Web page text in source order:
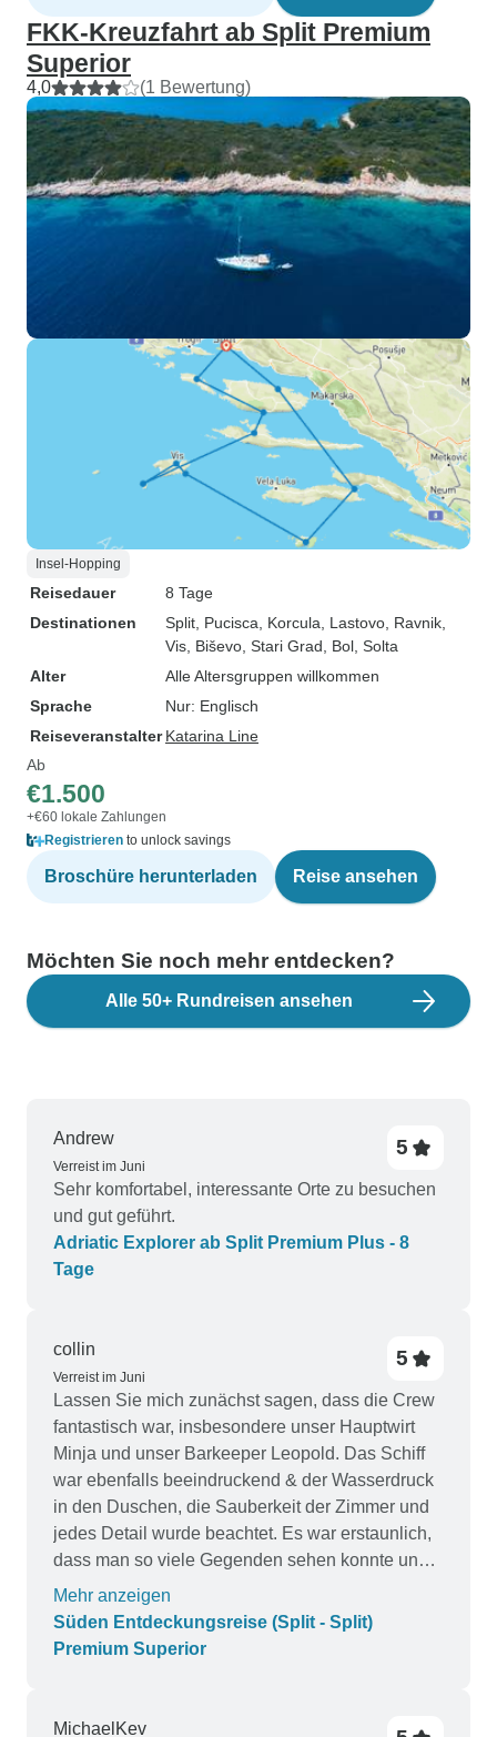
FKK-Kreuzfahrt ab Split Premium
Superior
4,0 (1 Bewertung)
Insel-Hopping
Reisedauer
8 Tage
Destinationen
Split , Pucisca , Korcula , Lastovo , Ravnik
Vis , Biševo , Stari Grad , Bol , Solta
Alter
Alle Altersgruppen willkommen
Sprache
Nur: Englisch
Reiseveranstalter Katarina Line
Ab
€1.500
+€60 lokale Zahlungen
Registrieren to unlock savings
Broschüre herunterladen Reise ansehen
Möchten Sie noch mehr entdecken?
Alle 50+ Rundreisen ansehen
Andrew
Verreist im Juni
5
Sehr komfortabel, interessante Orte zu besuchen
und gut geführt.
Adriatic Explorer ab Split Premium Plus - 8
Tage
collin
Verreist im Juni
5
Lassen Sie mich zunächst sagen, dass die Crew
fantastisch war, insbesondere unser Hauptwirt
Minja und unser Barkeeper Leopold. Das Schiff
war ebenfalls beeindruckend & der Wasserdruck
in den Duschen, die Sauberkeit der Zimmer und
jedes Detail wurde beachtet. Es war erstaunlich,
dass man so viele Gegenden sehen konnte und
gleichzeitig all sein Hab und Gut auf dem Schiff in
einem privaten und sicheren Raum aufbewahrt
wurde, was jeden Tag viel angenehmer machte.
schwimmen gehen. Und schließlich war es sehr
Mehr anzeigen
Süden Entdeckungsreise (Split - Split)
Premium Superior
MichaelKev